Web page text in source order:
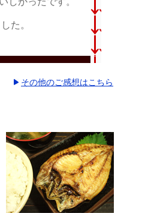
その他のご感想はこちら